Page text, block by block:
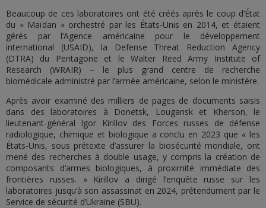
Beaucoup de ces laboratoires ont été créés après le coup d’État
du « Maïdan » orchestré par les États-Unis en 2014, et étaient
gérés par l’Agence américaine pour le développement
international (USAID), la Defense Threat Reduction Agency
(DTRA) du Pentagone et le Walter Reed Army Institute of
Research (WRAIR) – le plus grand centre de recherche
biomédicale administré par l’armée américaine, selon le ministère.
Après avoir examiné des milliers de pages de documents saisis
dans des laboratoires à Donetsk, Lougansk et Kherson, le
lieutenant-général Igor Kirillov des Forces russes de défense
radiologique, chimique et biologique a conclu en 2023 que « les
États-Unis, sous prétexte d’assurer la biosécurité mondiale, ont
mené des recherches à double usage, y compris la création de
composants d’armes biologiques, à proximité immédiate des
frontières russes. » Kirillov a dirigé l’enquête russe sur les
laboratoires jusqu’à son assassinat en 2024, prétendument par le
Service de sécurité d’Ukraine (SBU).